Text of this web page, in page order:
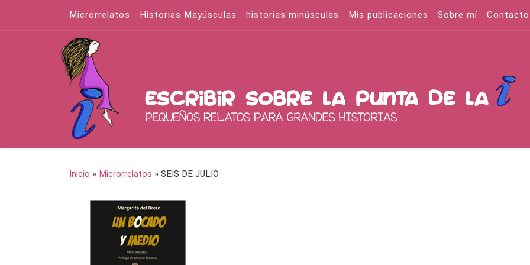
Saltar al contenido
Microrrelatos Historias Mayúsculas historias minúsculas Mis publicaciones Sobre mí Contacto
Inicio » Microrrelatos » SEIS DE JULIO